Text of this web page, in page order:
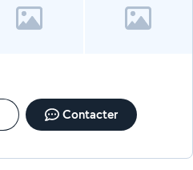
Contacter